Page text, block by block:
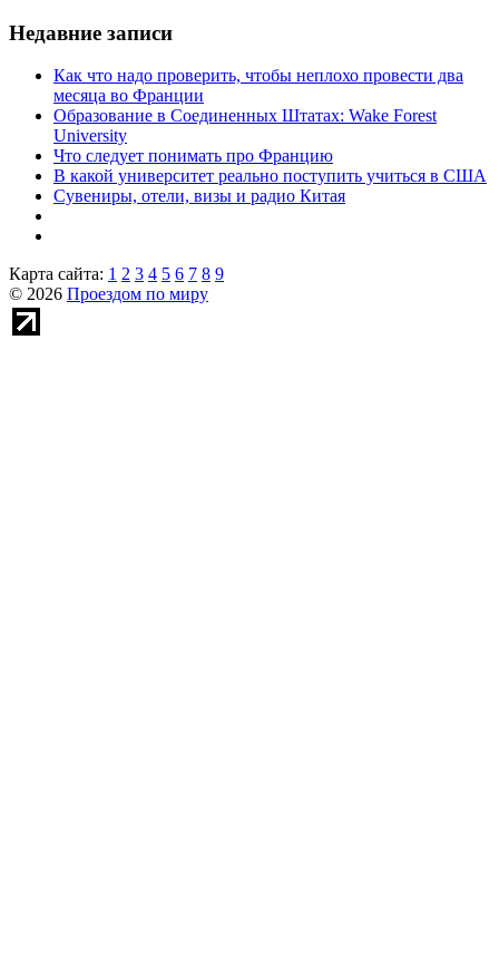
Недавние записи
Как что надо проверить, чтобы неплохо провести два
месяца во Франции
Образование в Соединенных Штатах: Wake Forest
University
Что следует понимать про Францию
В какой университет реально поступить учиться в США
Сувениры, отели, визы и радио Китая
Карта сайта: 1 2 3 4 5 6 7 8 9
© 2026 Проездом по миру